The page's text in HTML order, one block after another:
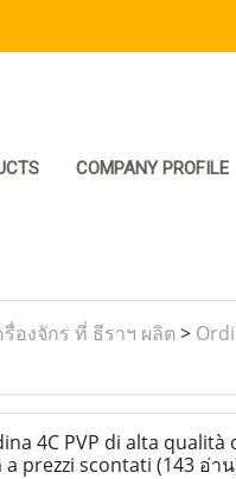
COMPANY PROFILE
องจักร ที่ ธีราฯ ผลิต >
4C PVP di alta
a prezzi scontati (143 อ่า